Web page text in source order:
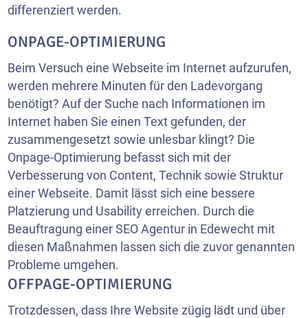
differenziert werden.
ONPAGE-OPTIMIERUNG
Beim Versuch eine Webseite im Internet aufzurufen,
werden mehrere Minuten für den Ladevorgang
benötigt? Auf der Suche nach Informationen im
Internet haben Sie einen Text gefunden, der
zusammengesetzt sowie unlesbar klingt? Die
Onpage-Optimierung befasst sich mit der
Verbesserung von Content, Technik sowie Struktur
einer Webseite. Damit lässt sich eine bessere
Platzierung und Usability erreichen. Durch die
Beauftragung einer SEO Agentur in Edewecht mit
diesen Maßnahmen lassen sich die zuvor genannten
Probleme umgehen.
OFFPAGE-OPTIMIERUNG
Trotzdessen, dass Ihre Website zügig lädt und über